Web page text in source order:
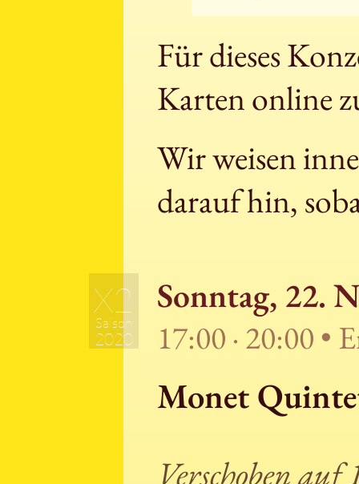
Für dieses
Karten online
Wir weisen
darauf hin,
X2
Saison
2020
Sonntag, 22.
17:00 · 20:00 •
Monet
Verschoben